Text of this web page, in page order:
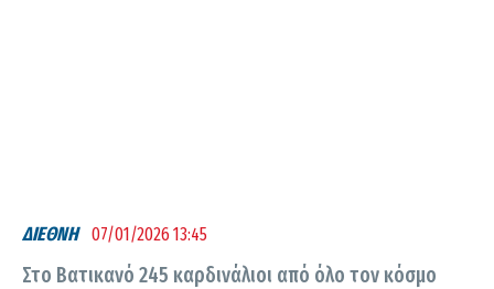
ΔΙΕΘΝΗ 07/01/2026 13:45
Στο Βατικανό 245 καρδινάλιοι από όλο τον κόσμο